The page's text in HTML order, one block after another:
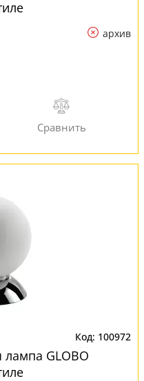
архив
100972
GLOBO